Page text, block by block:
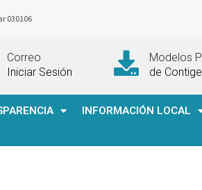
030106
Correo
Iniciar Sesión
Modelos
de
INFORMACIÓN LOCAL